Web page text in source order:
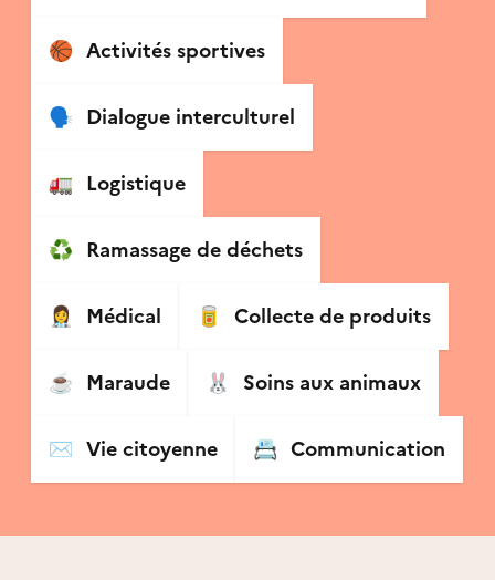
🏀 Activités sportives
🗣 Dialogue interculturel
🚛 Logistique
♻️ Ramassage de déchets
👩‍⚕️ Médical 🥫 Collecte de produits
☕️ Maraude 🐰 Soins aux animaux
✉️ Vie citoyenne 📇 Communication